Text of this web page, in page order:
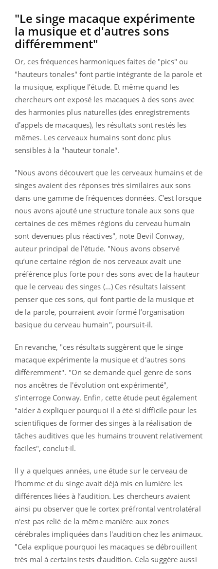
"Le singe macaque expérimente
la musique et d'autres sons
différemment"
Or, ces fréquences harmoniques faites de "pics" ou
"hauteurs tonales" font partie intégrante de la parole et
la musique, explique l’étude. Et même quand les
chercheurs ont exposé les macaques à des sons avec
des harmonies plus naturelles (des enregistrements
d'appels de macaques), les résultats sont restés les
mêmes. Les cerveaux humains sont donc plus
sensibles à la "hauteur tonale".
"Nous avons découvert que les cerveaux humains et de
singes avaient des réponses très similaires aux sons
dans une gamme de fréquences données. C'est lorsque
nous avons ajouté une structure tonale aux sons que
certaines de ces mêmes régions du cerveau humain
sont devenues plus réactives", note Bevil Conway,
auteur principal de l’étude. "Nous avons observé
qu’une certaine région de nos cerveaux avait une
préférence plus forte pour des sons avec de la hauteur
que le cerveau des singes (…) Ces résultats laissent
penser que ces sons, qui font partie de la musique et
de la parole, pourraient avoir formé l’organisation
basique du cerveau humain", poursuit-il.
En revanche, "ces résultats suggèrent que le singe
macaque expérimente la musique et d'autres sons
différemment". "On se demande quel genre de sons
nos ancêtres de l'évolution ont expérimenté",
s’interroge Conway. Enfin, cette étude peut également
"aider à expliquer pourquoi il a été si difficile pour les
scientifiques de former des singes à la réalisation de
tâches auditives que les humains trouvent relativement
faciles", conclut-il.
Il y a quelques années, une étude sur le cerveau de
l’homme et du singe avait déjà mis en lumière les
différences liées à l’audition. Les chercheurs avaient
ainsi pu observer que le cortex préfrontal ventrolatéral
n'est pas relié de la même manière aux zones
cérébrales impliquées dans l'audition chez les animaux.
"Cela explique pourquoi les macaques se débrouillent
très mal à certains tests d’audition. Cela suggère aussi